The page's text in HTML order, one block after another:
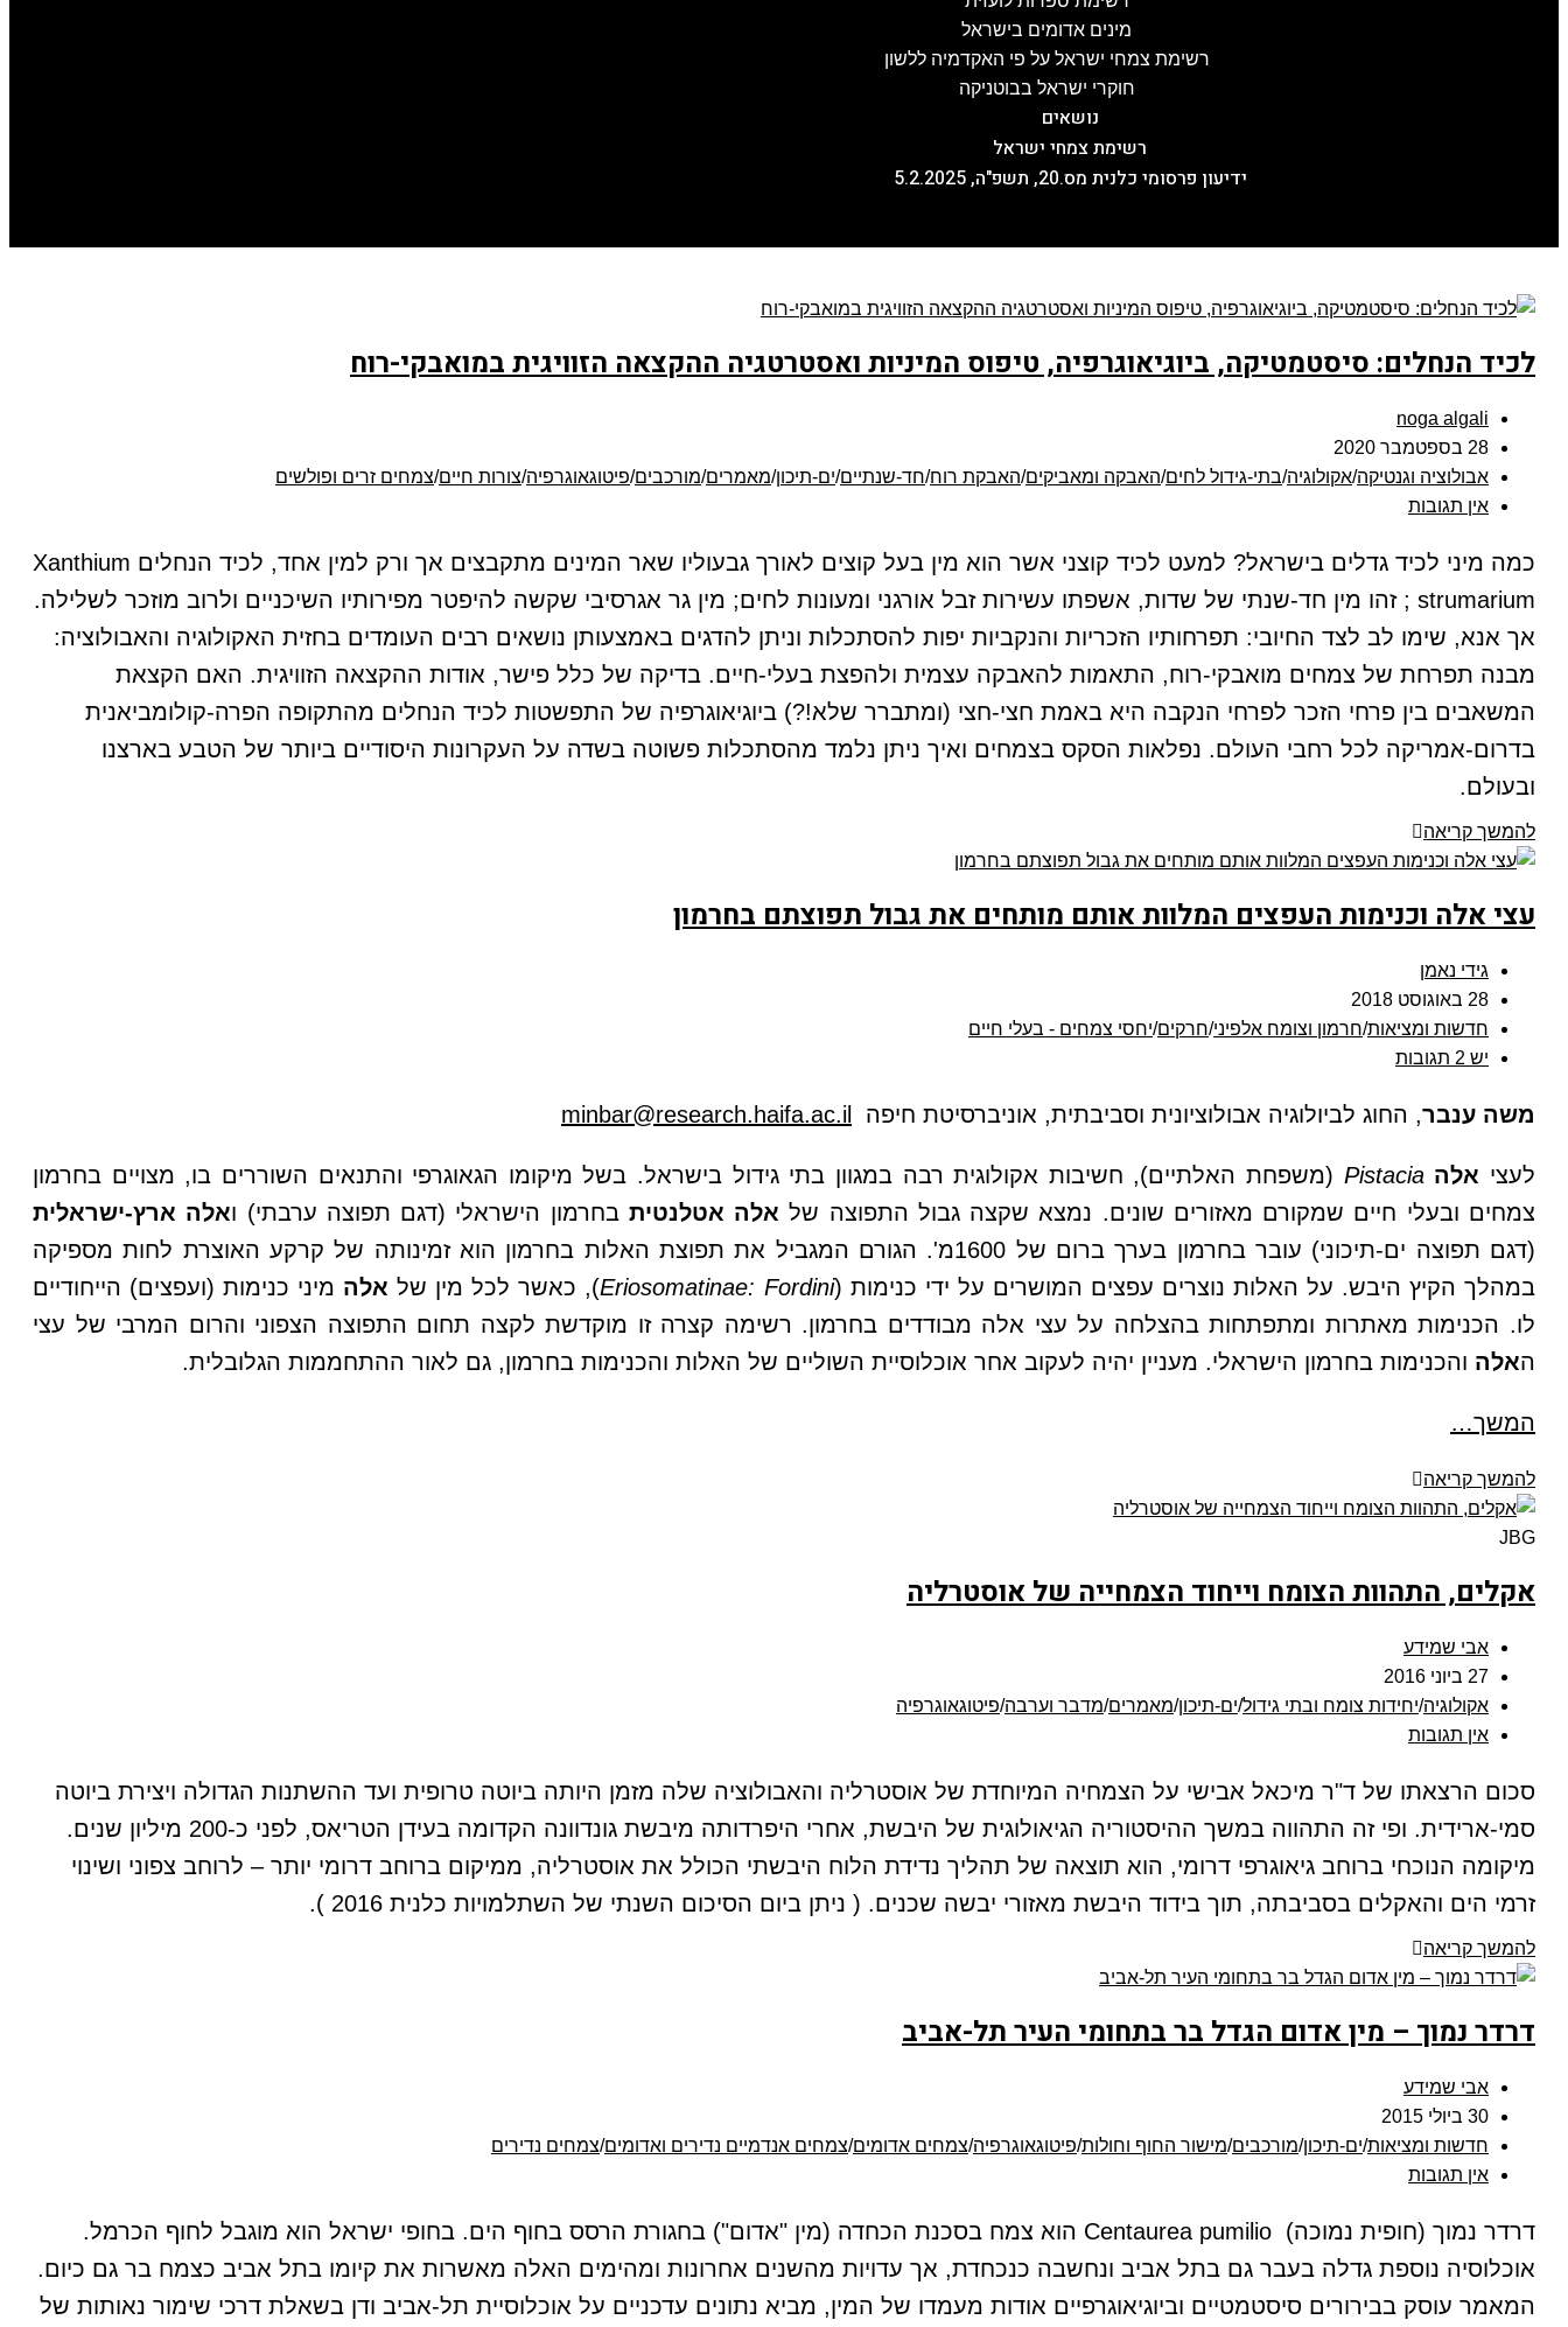
מינים אדומים בישראל
רשימת צמחי ישראל על פי האקדמיה ללשון
חוקרי ישראל בבוטניקה
נושאים
רשימת צמחי ישראל
ידיעון פרסומי כלנית מס.20, תשפ"ה, 5.2.2025
לכיד הנחלים: סיסטמטיקה, ביוגיאוגרפיה, טיפוס המיניות ואסטרטגיה ההקצאה הזוויגית במואבקי-רוח
noga algali
28 בספטמבר 2020
אבולוציה וגנטיקה/אקולוגיה/בתי-גידול לחים/האבקה ומאביקים/האבקת רוח/חד-שנתיים/ים-תיכון/מאמרים/מורכבים/פיטוגאוגרפיה/צורות חיים/צמחים זרים ופולשים
אין תגובות
כמה מיני לכיד גדלים בישראל? למעט לכיד קוצני אשר הוא מין בעל קוצים לאורך גבעוליו שאר המינים מתקבצים אך ורק למין אחד, לכיד הנחלים Xanthium
strumarium ; זהו מין חד-שנתי של שדות, אשפתו עשירות זבל אורגני ומעונות לחים; מין גר אגרסיבי שקשה להיפטר מפירותיו השיכניים ולרוב מוזכר לשלילה.
אך אנא, שימו לב לצד החיובי: תפרחותיו הזכריות והנקביות יפות להסתכלות וניתן להדגים באמצעותן נושאים רבים העומדים בחזית האקולוגיה והאבולוציה:
מבנה תפרחת של צמחים מואבקי-רוח, התאמות להאבקה עצמית ולהפצת בעלי-חיים. בדיקה של כלל פישר, אודות ההקצאה הזוויגית. האם הקצאת
המשאבים בין פרחי הזכר לפרחי הנקבה היא באמת חצי-חצי (ומתברר שלא!?) ביוגיאוגרפיה של התפשטות לכיד הנחלים מהתקופה הפרה-קולומביאנית
בדרום-אמריקה לכל רחבי העולם. נפלאות הסקס בצמחים ואיך ניתן נלמד מהסתכלות פשוטה בשדה על העקרונות היסודיים ביותר של הטבע בארצנו
ובעולם.
להמשך קריאה
עצי אלה וכנימות העפצים המלוות אותם מותחים את גבול תפוצתם בחרמון
גידי נאמן
28 באוגוסט 2018
חדשות ומציאות/חרמון וצומח אלפיני/חרקים/יחסי צמחים - בעלי חיים
יש 2 תגובות
משה ענבר, החוג לביולוגיה אבולוציונית וסביבתית, אוניברסיטת חיפה minbar@research.haifa.ac.il
לעצי אלה Pistacia (משפחת האלתיים), חשיבות אקולוגית רבה במגוון בתי גידול בישראל. בשל מיקומו הגאוגרפי והתנאים השוררים בו, מצויים בחרמון
צמחים ובעלי חיים שמקורם מאזורים שונים. נמצא שקצה גבול התפוצה של אלה אטלנטיתבחרמון הישראלי (דגם תפוצה ערבתי) ואלה ארץ-ישראלית
(דגם תפוצה ים-תיכוני) עובר בחרמון בערך ברום של 1600מ'. הגורם המגביל את תפוצת האלות בחרמון הוא זמינותה של קרקע האוצרת לחות מספיקה
במהלך הקיץ היבש. על האלות נוצרים עפצים המושרים על ידי כנימות (Eriosomatinae: Fordini), כאשר לכל מין של אלה מיני כנימות (ועפצים) הייחודיים
לו. הכנימות מאתרות ומתפתחות בהצלחה על עצי אלה מבודדים בחרמון. רשימה קצרה זו מוקדשת לקצה תחום התפוצה הצפוני והרום המרבי של עצי
האלה והכנימות בחרמון הישראלי. מעניין יהיה לעקוב אחר אוכלוסיית השוליים של האלות והכנימות בחרמון, גם לאור ההתחממות הגלובלית.
המשך…
להמשך קריאה
JBG
אקלים, התהוות הצומח וייחוד הצמחייה של אוסטרליה
אבי שמידע
27 ביוני 2016
אקולוגיה/יחידות צומח ובתי גידול/ים-תיכון/מאמרים/מדבר וערבה/פיטוגאוגרפיה
אין תגובות
סכום הרצאתו של ד"ר מיכאל אבישי על הצמחיה המיוחדת של אוסטרליה והאבולוציה שלה מזמן היותה ביוטה טרופית ועד ההשתנות הגדולה ויצירת ביוטה
סמי-ארידית. ופי זה התהווה במשך ההיסטוריה הגיאולוגית של היבשת, אחרי היפרדותה מיבשת גונדוונה הקדומה בעידן הטריאס, לפני כ-200 מיליון שנים.
מיקומה הנוכחי ברוחב גיאוגרפי דרומי, הוא תוצאה של תהליך נדידת הלוח היבשתי הכולל את אוסטרליה, ממיקום ברוחב דרומי יותר – לרוחב צפוני ושינוי
זרמי הים והאקלים בסביבתה, תוך בידוד היבשת מאזורי יבשה שכנים. ( ניתן ביום הסיכום השנתי של השתלמויות כלנית 2016 ).
להמשך קריאה
דרדר נמוך – מין אדום הגדל בר בתחומי העיר תל-אביב
אבי שמידע
30 ביולי 2015
חדשות ומציאות/ים-תיכון/מורכבים/מישור החוף וחולות/פיטוגאוגרפיה/צמחים אדומים/צמחים אנדמיים נדירים ואדומים/צמחים נדירים
אין תגובות
דרדר נמוך (חופית נמוכה) Centaurea pumilio הוא צמח בסכנת הכחדה (מין "אדום") בחגורת הרסס בחוף הים. בחופי ישראל הוא מוגבל לחוף הכרמל.
אוכלוסיה נוספת גדלה בעבר גם בתל אביב ונחשבה כנכחדת, אך עדויות מהשנים אחרונות ומהימים האלה מאשרות את קיומו בתל אביב כצמח בר גם כיום.
המאמר עוסק בבירורים סיסטמטיים וביוגיאוגרפיים אודות מעמדו של המין, מביא נתונים עדכניים על אוכלוסיית תל-אביב ודן בשאלת דרכי שימור נאותות של